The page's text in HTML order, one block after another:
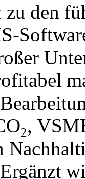
den